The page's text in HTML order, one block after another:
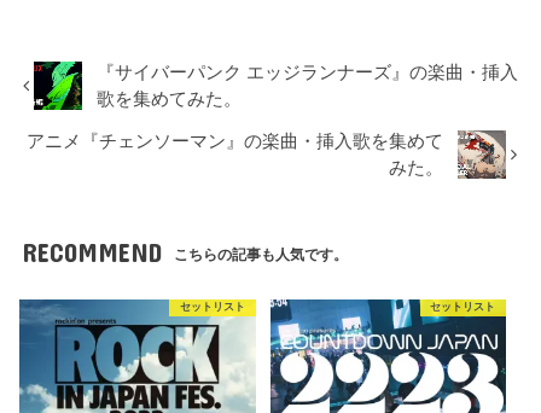
『サイバーパンク エッジランナーズ』の楽曲・挿入
歌を集めてみた。
アニメ『チェンソーマン』の楽曲・挿入歌を集めて
みた。
RECOMMEND こちらの記事も人気です。
セットリスト セットリスト